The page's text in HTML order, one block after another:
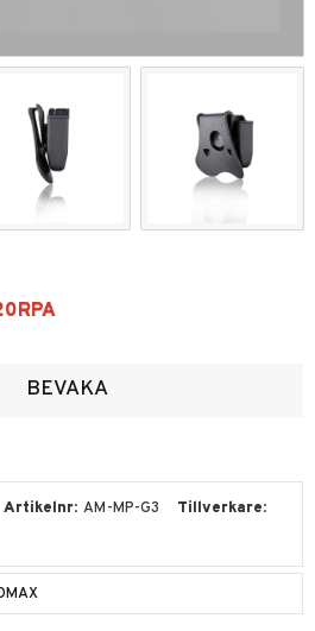
BEVAKA
Artikelnr AM-MP-G3
Tillverkare